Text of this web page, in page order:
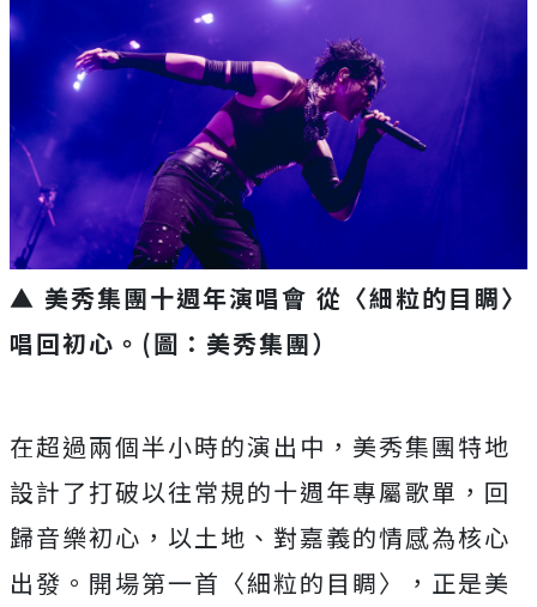
▲ 美秀集團十週年演唱會 從〈細粒的目睭〉
唱回初心。(圖：美秀集團）
在超過兩個半小時的演出中， 美秀集團特地
設計了打破以往常規的十週年專屬歌單， 回
歸音樂初心，以土地、對嘉義的情感為核心
出發。開場第一首〈細粒的目睭〉，正是美